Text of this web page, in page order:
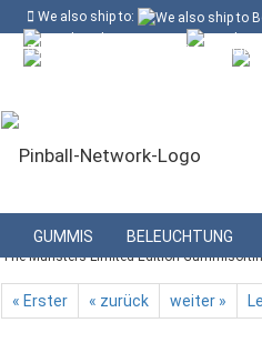
We also ship to:
Kostenloser Versand in Deutschland
GUMMIS BELEUCHTUNG
Startseite » Gummis »
The Munsters Limited Edition
« Erster « zurück weiter »